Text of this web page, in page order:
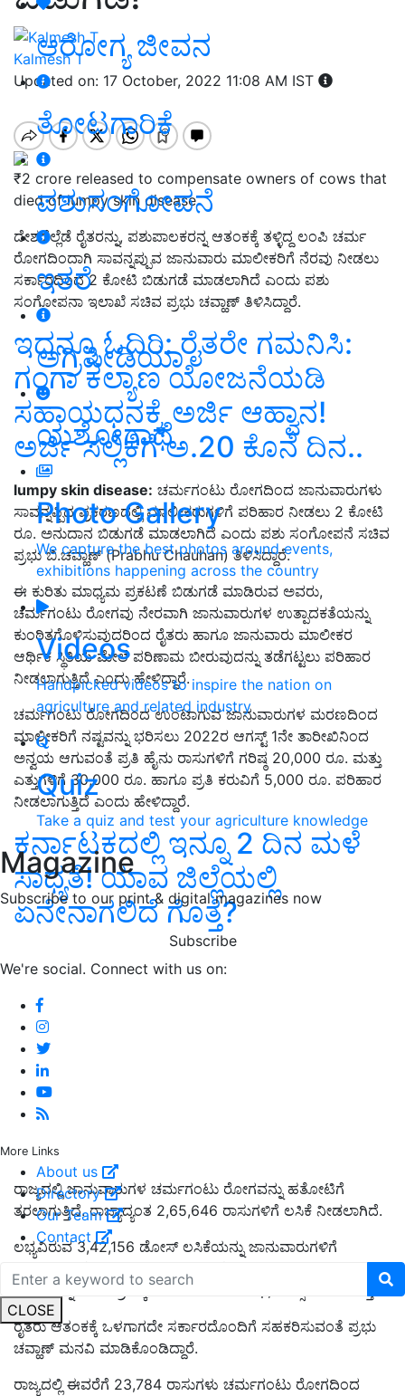
ಆರೋಗ್ಯ ಜೀವನ
ತೋಟಗಾರಿಕೆ
ಪಶುಸಂಗೋಪನೆ
ಇತರೆ
ಅಗ್ರಿಪೀಡಿಯಾ
ಯಶೋಗಾಥೆ
Photo Gallery
We capture the best photos around events,
exhibitions happening across the country
Videos
Handpicked videos to inspire the nation on
agriculture and related industry
Quiz
Take a quiz and test your agriculture knowledge
Magazine
Subscribe to our print & digital magazines now
Subscribe
We're social. Connect with us on:
More Links
About us
Directory
Our Team
Contact
CLOSE
Kalmesh T
Updated on: 17 October, 2022 11:08 AM IST
₹2 crore released to compensate owners of cows that
died of lumpy skin disease
ದೇಶದೆಲ್ಲೆಡೆ ರೈತರನ್ನು, ಪಶುಪಾಲಕರನ್ನ ಆತಂಕಕ್ಕೆ ತಳ್ಳಿದ್ದ ಲಂಪಿ ಚರ್ಮ
ರೋಗದಿಂದಾಗಿ ಸಾವನ್ನಪ್ಪುವ ಜಾನುವಾರು ಮಾಲೀಕರಿಗೆ ನೆರವು ನೀಡಲು
ಸರ್ಕಾರದಿಂದ 2 ಕೋಟಿ ಬಿಡುಗಡೆ ಮಾಡಲಾಗಿದೆ ಎಂದು ಪಶು
ಸಂಗೋಪನಾ ಇಲಾಖೆ ಸಚಿವ ಪ್ರಭು ಚವ್ಹಾಣ್‌ ತಿಳಿಸಿದ್ದಾರೆ.
ಇದನ್ನೂ ಓದಿರಿ: ರೈತರೇ ಗಮನಿಸಿ:
ಗಂಗಾ ಕಲ್ಯಾಣ ಯೋಜನೆಯಡಿ
ಸಹಾಯಧನಕ್ಕೆ ಅರ್ಜಿ ಆಹ್ವಾನ!
ಅರ್ಜಿ ಸಲ್ಲಿಕೆಗೆ ಅ.20 ಕೊನೆ ದಿನ..
lumpy skin disease: ಚರ್ಮಗಂಟು ರೋಗದಿಂದ ಜಾನುವಾರುಗಳು
ಸಾವನ್ನಪ್ಪಿದ ಪ್ರಕರಣದಲ್ಲಿ ಮಾಲೀಕರುಗಳಿಗೆ ಪರಿಹಾರ ನೀಡಲು 2 ಕೋಟಿ
ರೂ. ಅನುದಾನ ಬಿಡುಗಡೆ ಮಾಡಲಾಗಿದೆ ಎಂದು ಪಶು ಸಂಗೋಪನೆ ಸಚಿವ
ಪ್ರಭು ಬಿ.ಚವ್ಹಾಣ್ (Prabhu Chauhan) ತಿಳಿಸಿದ್ದಾರೆ.
ಈ ಕುರಿತು ಮಾಧ್ಯಮ ಪ್ರಕಟಣೆ ಬಿಡುಗಡೆ ಮಾಡಿರುವ ಅವರು,
ಚರ್ಮಗಂಟು ರೋಗವು ನೇರವಾಗಿ ಜಾನುವಾರುಗಳ ಉತ್ಪಾದಕತೆಯನ್ನು
ಕುಂಠಿತಗೊಳಿಸುವುದರಿಂದ ರೈತರು ಹಾಗೂ ಜಾನುವಾರು ಮಾಲೀಕರ
ಆರ್ಥಿಕ ಸ್ಥಿತಿಯ ಮೇಲೆ ಪರಿಣಾಮ ಬೀರುವುದನ್ನು ತಡೆಗಟ್ಟಲು ಪರಿಹಾರ
ನೀಡಲಾಗುತ್ತಿದೆ ಎಂದು ಹೇಳಿದ್ದಾರೆ.
ಚರ್ಮಗಂಟು ರೋಗದಿಂದ ಉಂಟಾಗುವ ಜಾನುವಾರುಗಳ ಮರಣದಿಂದ
ಮಾಲೀಕರಿಗೆ ನಷ್ಟವನ್ನು ಭರಿಸಲು 2022ರ ಆಗಸ್ಟ್ 1ನೇ ತಾರೀಖಿನಿಂದ
ಅನ್ವಯ ಆಗುವಂತೆ ಪ್ರತಿ ಹೈನು ರಾಸುಗಳಿಗೆ ಗರಿಷ್ಠ 20,000 ರೂ. ಮತ್ತು
ಎತ್ತುಗಳಿಗೆ 30,000 ರೂ. ಹಾಗೂ ಪ್ರತಿ ಕರುವಿಗೆ 5,000 ರೂ. ಪರಿಹಾರ
ನೀಡಲಾಗುತ್ತಿದೆ ಎಂದು ಹೇಳಿದ್ದಾರೆ.
ಕರ್ನಾಟಕದಲ್ಲಿ ಇನ್ನೂ 2 ದಿನ ಮಳೆ
ಸಾಧ್ಯತೆ! ಯಾವ ಜಿಲ್ಲೆಯಲ್ಲಿ
ಏನೇನಾಗಲಿದೆ ಗೊತ್ತೆ?
ರಾಜ್ಯದಲ್ಲಿ ಜಾನುವಾರುಗಳ ಚರ್ಮಗಂಟು ರೋಗವನ್ನು ಹತೋಟಿಗೆ
ತರಲಾಗುತ್ತಿದೆ. ರಾಜ್ಯಾದ್ಯಂತ 2,65,646 ರಾಸುಗಳಿಗೆ ಲಸಿಕೆ ನೀಡಲಾಗಿದೆ.
ಲಭ್ಯವಿರುವ 3,42,156 ಡೋಸ್ ಲಸಿಕೆಯನ್ನು ಜಾನುವಾರುಗಳಿಗೆ
ನೀಡಲಾಗುತ್ತಿದೆ. ಈ ವಾರ 35,000 ಲಸಿಕೆ ಲಭ್ಯವಾಗಲಿದ್ದು, ಚರ್ಮಗಂಟು
ರೋಗವನ್ನು ನಿಯಂತ್ರಣಕ್ಕೆ ತರಲು ಬೇಕಾದ ಔಷಧ, ಚಿಕಿತ್ಸೆ ನೀಡಲಾಗುತ್ತಿದೆ.
ರೈತರು ಆತಂಕಕ್ಕೆ ಒಳಗಾಗದೇ ಸರ್ಕಾರದೊಂದಿಗೆ ಸಹಕರಿಸುವಂತೆ ಪ್ರಭು
ಚವ್ಹಾಣ್ ಮನವಿ ಮಾಡಿಕೊಂಡಿದ್ದಾರೆ.
ರಾಜ್ಯದಲ್ಲಿ ಈವರೆಗೆ 23,784 ರಾಸುಗಳು ಚರ್ಮಗಂಟು ರೋಗದಿಂದ